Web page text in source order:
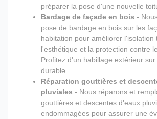
préparer la pose d'une nouvelle
Bardage de façade en bois -
pose de bardage en bois sur les
habitation pour améliorer l'isolation
l'esthétique et la protection contre
Profitez d'un habillage extérieur
durable.
Réparation gouttières et
pluviales - Nous réparons et
gouttières et descentes d'eaux
endommagées pour assurer une